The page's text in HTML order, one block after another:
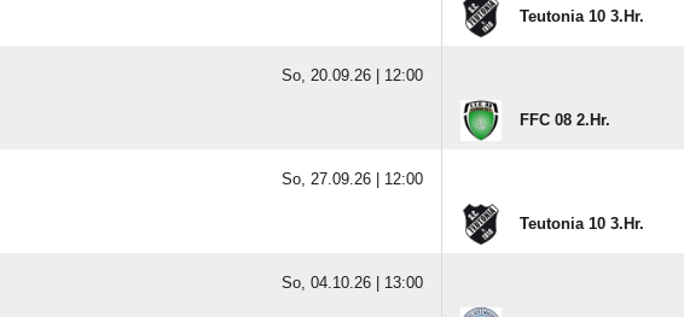
Teutonia 10 3.Hr.
So, 20.09.26 | 12:00
FFC 08 2.Hr.
So, 27.09.26 | 12:00
Teutonia 10 3.Hr.
So, 04.10.26 | 13:00